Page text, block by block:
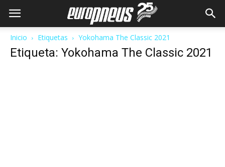
Inicio Etiquetas Yokohama The Classic 2021
Etiqueta: Yokohama The Classic 2021